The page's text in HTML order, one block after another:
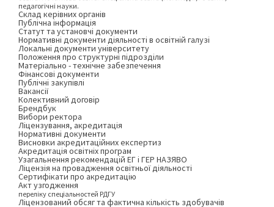
педагогічні науки.
Склад керівних органів
Публічна інформація
Статут та установчі документи
Нормативні документи діяльності в освітній галузі
Локальні документи університету
Положення про структурні підрозділи
Матеріально - технічне забезпечення
Фінансові документи
Публічні закупівлі
Вакансії
Колективний договір
Брендбук
Вибори ректора
Ліцензування, акредитація
Нормативні документи
Висновки акредитаційних експертиз
Акредитація освітніх програм
Узагальнення рекомендацій ЕГ і ГЕР НАЗЯВО
Ліцензія на провадження освітньої діяльності
Сертифікати про акредитацію
Акт узгодження
переліку спеціальностей РДГУ
Ліцензований обсяг та фактична кількість здобувачів